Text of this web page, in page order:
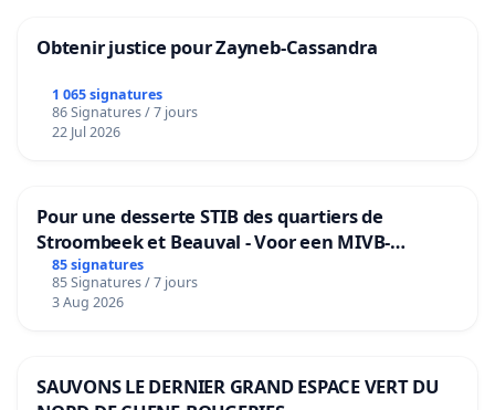
Obtenir justice pour Zayneb-Cassandra
1 065 signatures
86 Signatures / 7 jours
22 Jul 2026
Pour une desserte STIB des quartiers de
Stroombeek et Beauval - Voor een MIVB-
bediening van de wijken Strombeek en Het
Voor
85 signatures
85 Signatures / 7 jours
3 Aug 2026
SAUVONS LE DERNIER GRAND ESPACE VERT DU